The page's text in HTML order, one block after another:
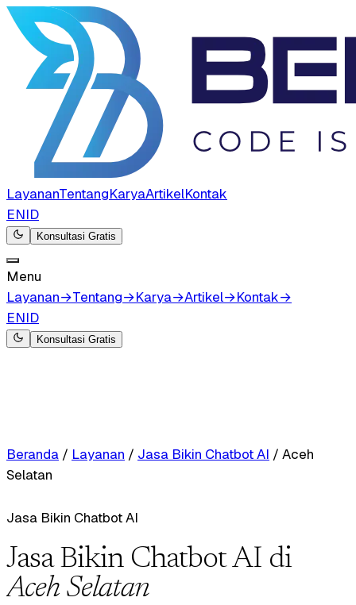
LayananTentangKaryaArtikelKontak
ENID
Konsultasi Gratis
Menu
Layanan→Tentang→Karya→Artikel→Kontak→
ENID
Konsultasi Gratis
Beranda / Layanan / Jasa Bikin Chatbot AI / Aceh
Selatan
Jasa Bikin Chatbot AI
Jasa Bikin Chatbot AI di
Aceh Selatan